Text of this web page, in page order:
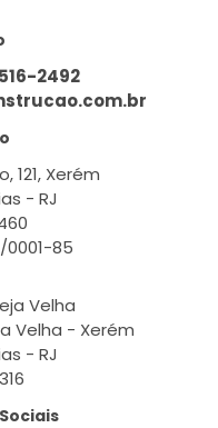
2492
121, Xerém
- RJ
0001-85
Velha
Velha - Xerém
- RJ